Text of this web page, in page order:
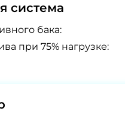
система
бака:
при 75% нагрузке: